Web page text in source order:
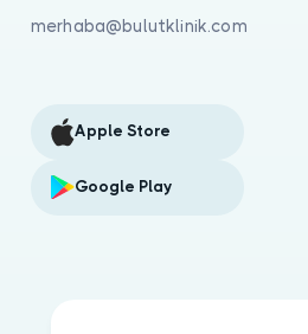
merhaba@bulutklinik.com
Apple Store
Google Play